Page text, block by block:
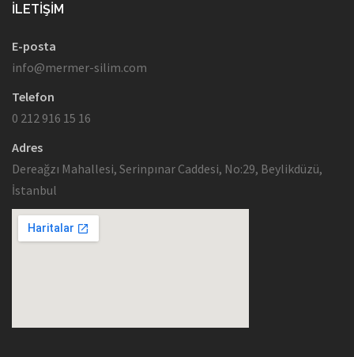
İLETIŞIM
E-posta
info@mermer-silim.com
Telefon
0 212 916 15 16
Adres
Dereağzı Mahallesi, Serinpınar Caddesi, No:29, Beylikdüzü,
İstanbul